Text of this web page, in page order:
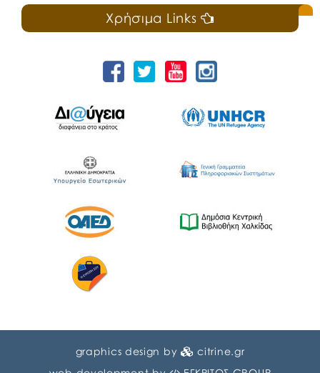
Χρήσιμα Links
graphics design by
citrine.gr